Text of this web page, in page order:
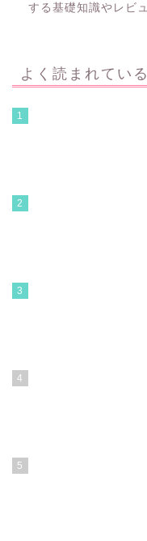
する基礎知識やレビ
よく読まれてい
1
2
3
4
5